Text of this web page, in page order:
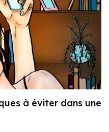
à éviter dans une